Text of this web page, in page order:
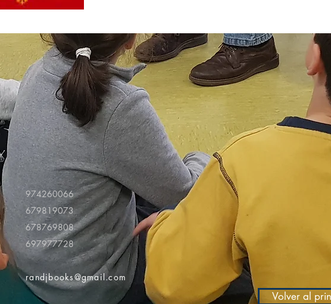
974260066
679819073
678769808
697977728
randjbooks@gmail.com
Volver al